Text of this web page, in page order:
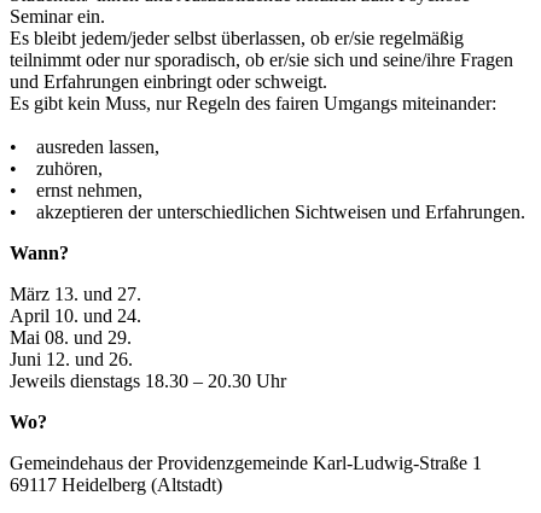
Seminar ein.
Es bleibt jedem/jeder selbst überlassen, ob er/sie regelmäßig
teilnimmt oder nur sporadisch, ob er/sie sich und seine/ihre Fragen
und Erfahrungen einbringt oder schweigt.
Es gibt kein Muss, nur Regeln des fairen Umgangs miteinander:
• ausreden lassen,
• zuhören,
• ernst nehmen,
• akzeptieren der unterschiedlichen Sichtweisen und Erfahrungen.
Wann?
März 13. und 27.
April 10. und 24.
Mai 08. und 29.
Juni 12. und 26.
Jeweils dienstags 18.30 – 20.30 Uhr
Wo?
Gemeindehaus der Providenzgemeinde Karl-Ludwig-Straße 1
69117 Heidelberg (Altstadt)